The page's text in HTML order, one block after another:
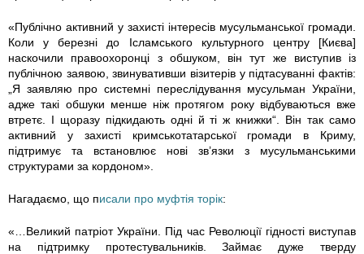
9
6
0
3
8
4
3
«Публічно активний у захисті інтересів мусульманської громади.
Коли у березні до Ісламського культурного центру [Києва]
наскочили правоохоронці з обшуком, він тут же виступив із
публічною заявою, звинувативши візитерів у підтасуванні фактів:
„Я заявляю про системні переслідування мусульман України,
адже такі обшуки менше ніж протягом року відбуваються вже
втретє. І щоразу підкидають одні й ті ж книжки“. Він так само
активний у захисті кримськотатарської громади в Криму,
підтримує та встановлює нові зв’язки з мусульманськими
структурами за кордоном».
Нагадаємо, що писали про муфтія торік:
«…Великий патріот України. Під час Революції гідності виступав
на підтримку протестувальників. Займає дуже тверду